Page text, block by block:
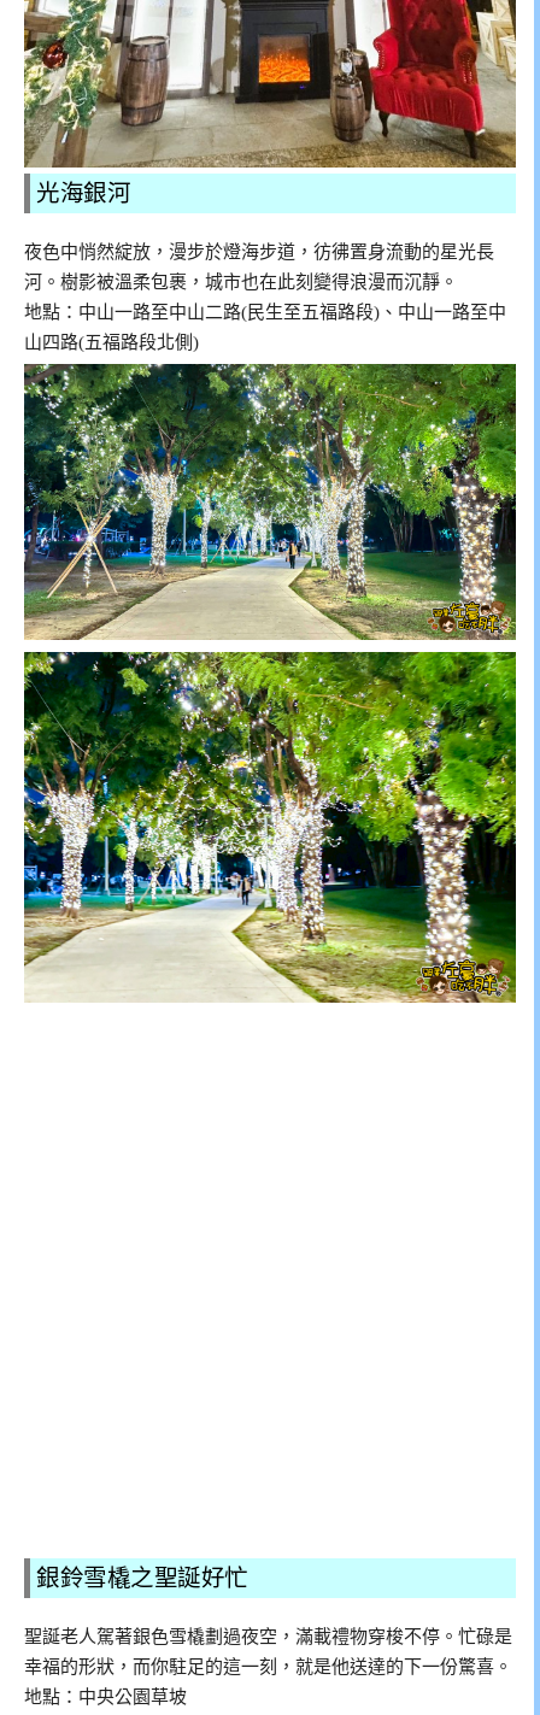
光海銀河
夜色中悄然綻放，漫步於燈海步道，彷彿置身流動的星光長
河。樹影被溫柔包裹，城市也在此刻變得浪漫而沉靜。
地點：中山一路至中山二路(民生至五福路段)、中山一路至中
山四路(五福路段北側)
銀鈴雪橇之聖誕好忙
聖誕老人駕著銀色雪橇劃過夜空，滿載禮物穿梭不停。忙碌是
幸福的形狀，而你駐足的這一刻，就是他送達的下一份驚喜。
地點：中央公園草坡